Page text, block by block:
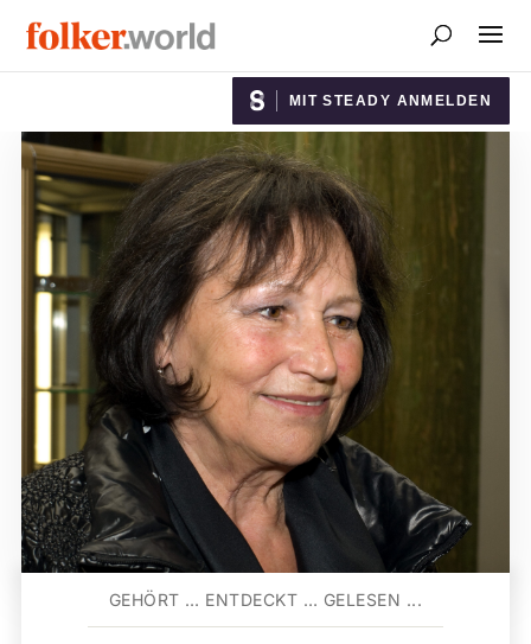
MIT STEADY ANMELDEN
GEHÖRT … ENTDECKT … GELESEN ...